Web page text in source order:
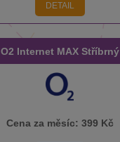
DETAIL
O2 Internet MAX Stříbrný
Cena za měsíc: 399 Kč